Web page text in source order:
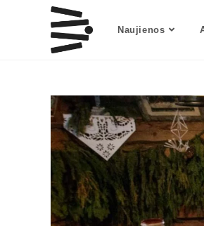
Naujienos